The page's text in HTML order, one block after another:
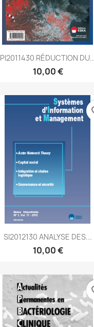
PI2011430 RÉDUCTION
10,00 €
SI2012130 ANALYSE DES...
10,00 €